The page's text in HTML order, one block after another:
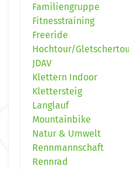
Familiengruppe
Fitnesstraining
Freeride
Hochtour/
JDAV
Klettern Indoor
Klettersteig
Langlauf
Mountainbike
Natur & Umwelt
Rennmannschaft
Rennrad